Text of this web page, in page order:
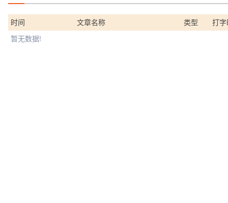
时间 文章名称 类型
打
暂无数据!